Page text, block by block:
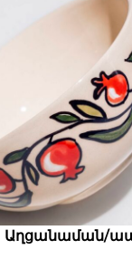
Աղցանաման/